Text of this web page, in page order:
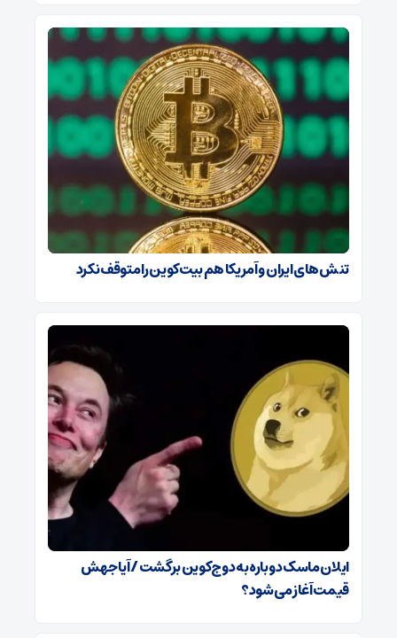
تنش‌های ایران و آمریکا هم بیت‌کوین را متوقف نکرد
ایلان ماسک دوباره به دوج‌کوین برگشت / آیا جهش
قیمت آغاز می‌شود؟